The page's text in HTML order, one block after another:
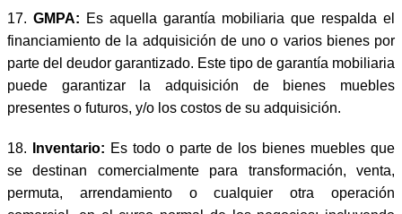
17. GMPA: Es aquella garantía mobiliaria que respalda el
financiamiento de la adquisición de uno o varios bienes por
parte del deudor garantizado. Este tipo de garantía mobiliaria
puede garantizar la adquisición de bienes muebles
presentes o futuros, y/o los costos de su adquisición.
18. Inventario: Es todo o parte de los bienes muebles que
se destinan comercialmente para transformación, venta,
permuta, arrendamiento o cualquier otra operación